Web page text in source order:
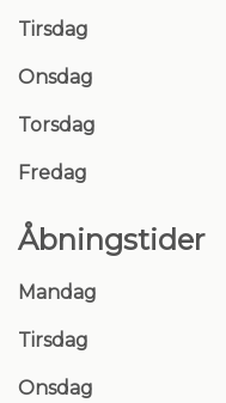
Tirsdag
Onsdag
Torsdag
Fredag
Åbningstider
Mandag
Tirsdag
Onsdag